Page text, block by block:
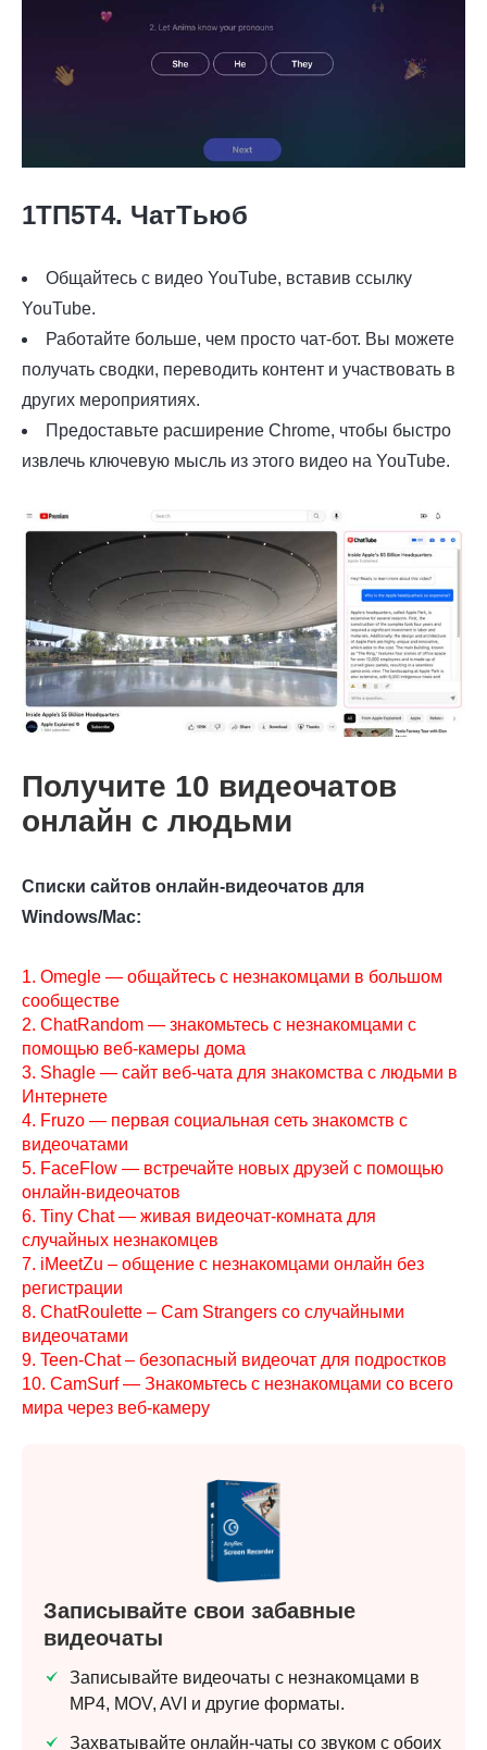
1ТП5Т4. ЧатТьюб
Общайтесь с видео YouTube, вставив ссылку
YouTube.
Работайте больше, чем просто чат-бот. Вы можете
получать сводки, переводить контент и участвовать в
других мероприятиях.
Предоставьте расширение Chrome, чтобы быстро
извлечь ключевую мысль из этого видео на YouTube.
Получите 10 видеочатов
онлайн с людьми
Списки сайтов онлайн-видеочатов для
Windows/Mac:
1. Omegle — общайтесь с незнакомцами в большом
сообществе
2. ChatRandom — знакомьтесь с незнакомцами с
помощью веб-камеры дома
3. Shagle — сайт веб-чата для знакомства с людьми в
Интернете
4. Fruzo — первая социальная сеть знакомств с
видеочатами
5. FaceFlow — встречайте новых друзей с помощью
онлайн-видеочатов
6. Tiny Chat — живая видеочат-комната для
случайных незнакомцев
7. iMeetZu – общение с незнакомцами онлайн без
регистрации
8. ChatRoulette – Cam Strangers со случайными
видеочатами
9. Teen-Chat – безопасный видеочат для подростков
10. CamSurf — Знакомьтесь с незнакомцами со всего
мира через веб-камеру
Записывайте свои забавные
видеочаты
Записывайте видеочаты с незнакомцами в
MP4, MOV, AVI и другие форматы.
Захватывайте онлайн-чаты со звуком с обоих